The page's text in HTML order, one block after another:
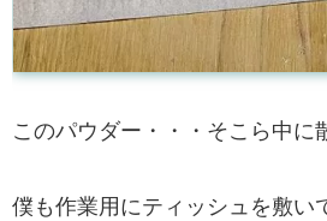
このパウダー・・・そこら中に
僕も作業用にティッシュを敷い